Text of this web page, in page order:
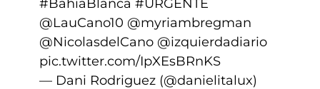
#BahiaBlanca #URGENTE
@LauCano10 @myriambregman
@NicolasdelCano @izquierdadiario
pic.twitter.com/IpXEsBRnKS
— Dani Rodriguez (@danielitalux)